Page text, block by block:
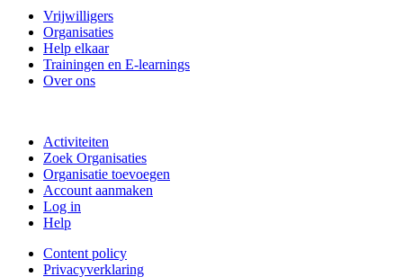
Vrijwilligers
Organisaties
Help elkaar
Trainingen en E-learnings
Over ons
Activiteiten
Zoek Organisaties
Organisatie toevoegen
Account aanmaken
Log in
Help
Content policy
Privacyverklaring